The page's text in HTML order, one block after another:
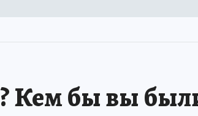
Кем бы вы